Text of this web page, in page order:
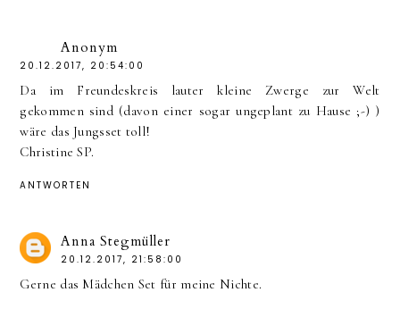
Anonym
20.12.2017, 20:54:00
Da im Freundeskreis lauter kleine Zwerge zur Welt
gekommen sind (davon einer sogar ungeplant zu Hause ;-) )
wäre das Jungsset toll!
Christine SP.
ANTWORTEN
Anna Stegmüller
20.12.2017, 21:58:00
Gerne das Mädchen Set für meine Nichte.